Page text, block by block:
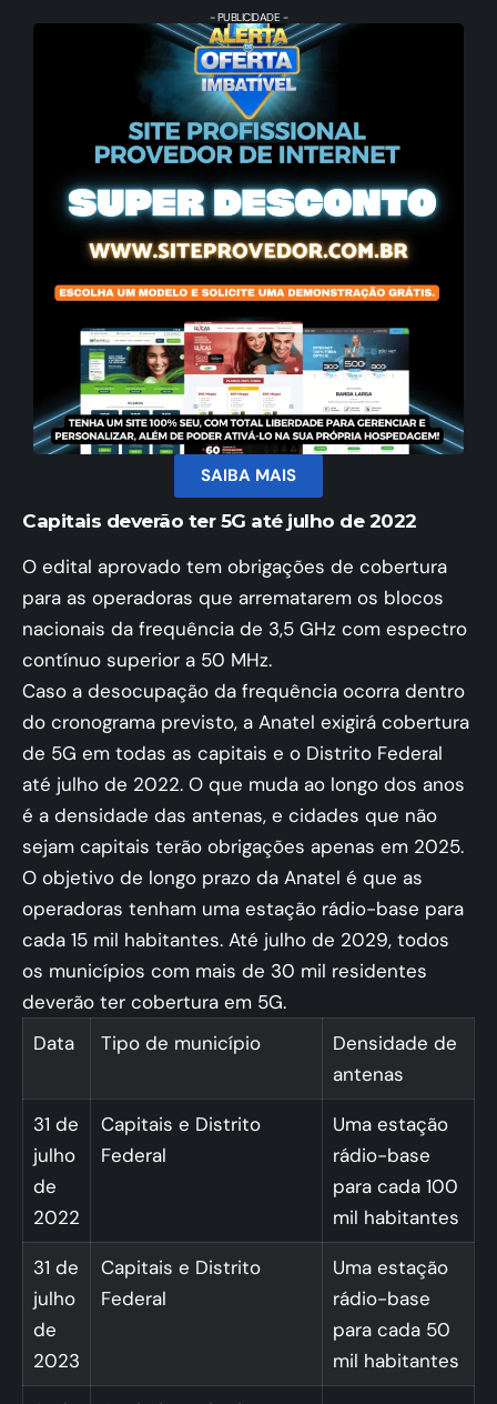
- PUBLICIDADE -
SAIBA MAIS
Capitais deverão ter 5G até julho de 2022
O edital aprovado tem obrigações de cobertura
para as operadoras que arrematarem os blocos
nacionais da frequência de 3,5 GHz com espectro
contínuo superior a 50 MHz.
Caso a desocupação da frequência ocorra dentro
do cronograma previsto, a Anatel exigirá cobertura
de 5G em todas as capitais e o Distrito Federal
até julho de 2022. O que muda ao longo dos anos
é a densidade das antenas, e cidades que não
sejam capitais terão obrigações apenas em 2025.
O objetivo de longo prazo da Anatel é que as
operadoras tenham uma estação rádio-base para
cada 15 mil habitantes. Até julho de 2029, todos
os municípios com mais de 30 mil residentes
deverão ter cobertura em 5G.
Data
Tipo de município
Densidade de
antenas
31 de
julho
de
2022
Capitais e Distrito
Federal
Uma estação
rádio-base
para cada 100
mil habitantes
31 de
julho
de
2023
Capitais e Distrito
Federal
Uma estação
rádio-base
para cada 50
mil habitantes